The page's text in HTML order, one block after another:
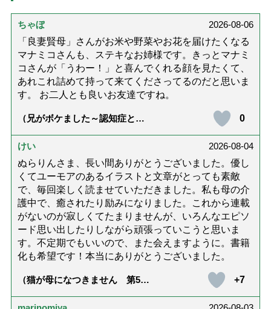
ちゃぼ
2026-08-06
「良妻賢母」さんがお米や野菜やお花を届けたくなる
マナミコさんも、ステキなお姉様です。きっとマナミ
コさんが「うわー！」と喜んでくれる顔を見たくて、
あれこれ詰めて持って来てくださってるのだと思いま
す。 お二人とも良いお友達ですね。
（兄がボケました～認知症と介
達』が届きました」）
0
けい
2026-08-04
ぬらりんさま、長い間ありがとうございました。優し
くてユーモアのあるイラストと文章がとっても素敵
で、毎回楽しく読ませていただきました。私も母の介
護中で、癒されたり励みになりました。これから連載
がないのが寂しくてたまりませんが、いろんなエピソ
ード思い出したりしながら頑張っていこうと思いま
す。不定期でもいいので、また会えますように。書籍
化も希望です！本当にありがとうございました。
（猫が母になつきません 第500
+7